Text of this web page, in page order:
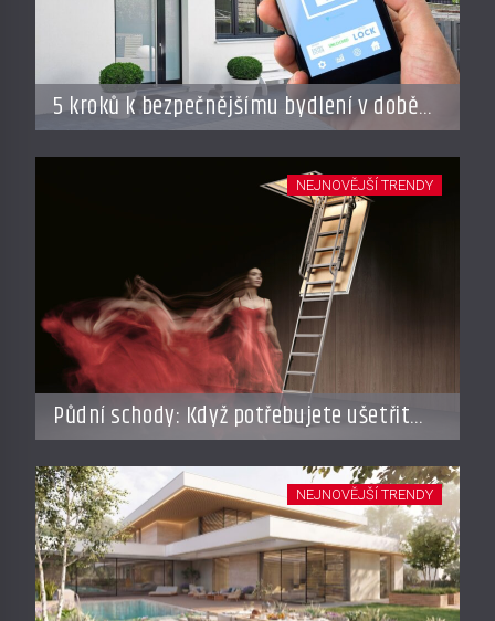
5 kroků k bezpečnějšímu bydlení v době
dovolené
Půdní schody: Když potřebujete ušetřit
místo, ale nechcete dělat kompromisy
NEJNOVĚJŠÍ TRENDY
NEJNOVĚJŠÍ TRENDY